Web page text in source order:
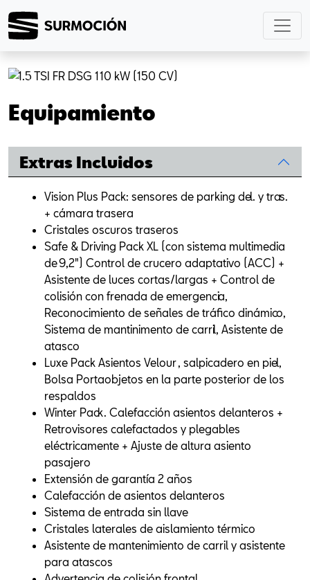
Previous
Equipamiento
Extras Incluidos
Vision Plus Pack: sensores de parking del. y tras.
+ cámara trasera
Cristales oscuros traseros
Safe & Driving Pack XL (con sistema multimedia
de 9,2") Control de crucero adaptativo (ACC) +
Asistente de luces cortas/largas + Control de
colisión con frenada de emergencia,
Reconocimiento de señales de tráfico dinámico,
Sistema de mantinimento de carril, Asistente de
atasco
Luxe Pack Asientos Velour , salpicadero en piel,
Bolsa Portaobjetos en la parte posterior de los
respaldos
Winter Pack. Calefacción asientos delanteros +
Retrovisores calefactados y plegables
eléctricamente + Ajuste de altura asiento
pasajero
Extensión de garantía 2 años
Calefacción de asientos delanteros
Sistema de entrada sin llave
Cristales laterales de aislamiento térmico
Asistente de mantenimiento de carril y asistente
para atascos